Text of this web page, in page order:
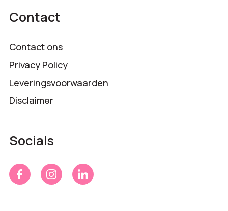
Contact
Contact ons
Privacy Policy
Leveringsvoorwaarden
Disclaimer
Socials